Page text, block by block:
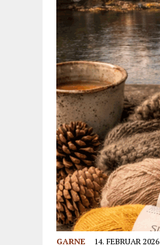
GARNE 14. FEBRUAR 2026